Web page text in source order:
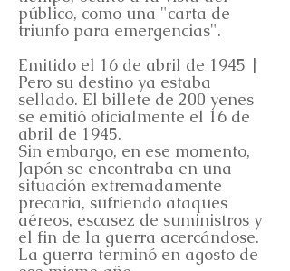
público, como una "carta de
triunfo para emergencias".
Emitido el 16 de abril de 1945 |
Pero su destino ya estaba
sellado. El billete de 200 yenes
se emitió oficialmente el 16 de
abril de 1945.
Sin embargo, en ese momento,
Japón se encontraba en una
situación extremadamente
precaria, sufriendo ataques
aéreos, escasez de suministros y
el fin de la guerra acercándose.
La guerra terminó en agosto de